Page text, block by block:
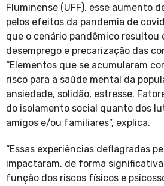
Fluminense (UFF), esse aumento
pelos efeitos da pandemia de
que o cenário pandêmico resultou
desemprego e precarização das
“Elementos que se acumularam
risco para a saúde mental da
ansiedade, solidão, estresse.
do isolamento social quanto dos
amigos e/ou familiares”, explica.
“Essas experiências deflagradas
impactaram, de forma
função dos riscos físicos e